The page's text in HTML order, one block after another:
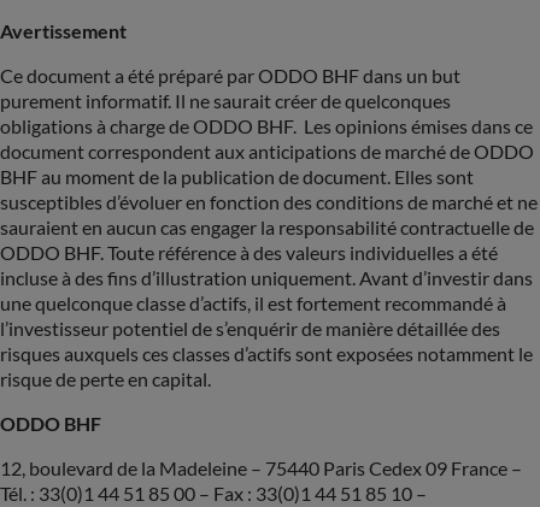
Avertissement
Ce document a été préparé par ODDO BHF dans un but
purement informatif. Il ne saurait créer de quelconques
obligations à charge de ODDO BHF. Les opinions émises dans ce
document correspondent aux anticipations de marché de ODDO
BHF au moment de la publication de document. Elles sont
susceptibles d’évoluer en fonction des conditions de marché et ne
sauraient en aucun cas engager la responsabilité contractuelle de
ODDO BHF. Toute référence à des valeurs individuelles a été
incluse à des fins d’illustration uniquement. Avant d’investir dans
une quelconque classe d’actifs, il est fortement recommandé à
l’investisseur potentiel de s’enquérir de manière détaillée des
risques auxquels ces classes d’actifs sont exposées notamment le
risque de perte en capital.
ODDO BHF
12, boulevard de la Madeleine – 75440 Paris Cedex 09 France –
Tél. : 33(0)1 44 51 85 00 – Fax : 33(0)1 44 51 85 10 –